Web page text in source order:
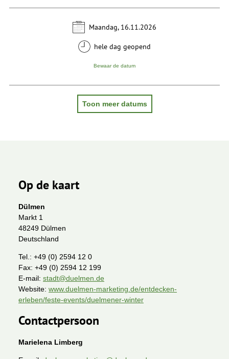
Maandag, 16.11.2026
hele dag geopend
Bewaar de datum
Toon meer datums
Op de kaart
Dülmen
Markt 1
48249 Dülmen
Deutschland
Tel.: +49 (0) 2594 12 0
Fax: +49 (0) 2594 12 199
E-mail: stadt@duelmen.de
Website: www.duelmen-marketing.de/entdecken-
erleben/feste-events/duelmener-winter
Contactpersoon
Marielena Limberg